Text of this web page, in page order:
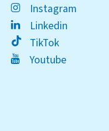
Instagram
Linkedin
TikTok
Youtube